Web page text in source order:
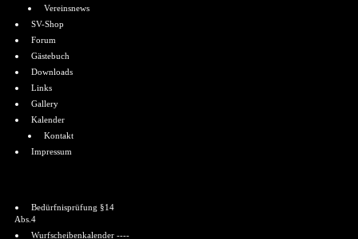
Vereinsnews
SV-Shop
Forum
Gästebuch
Downloads
Links
Gallery
Kalender
Kontakt
Impressum
Bedürfnisprüfung §14
Abs.4
Wurfscheibenkalender ----